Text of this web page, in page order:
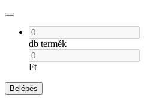
db termék
Ft
Belépés